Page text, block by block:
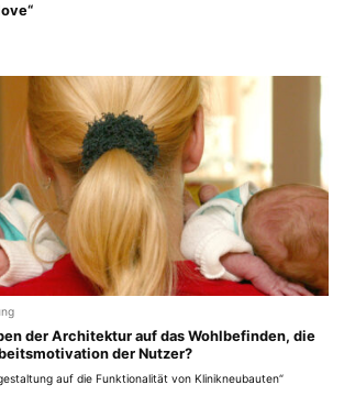
der Architektur auf das Wohlbefinden, die
der Nutzer?
auf die Funktionalität von Klinikneubauten“